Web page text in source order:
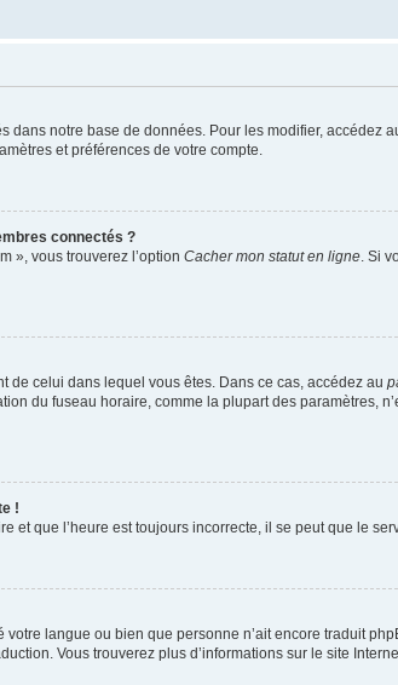
dans notre base de données. Pour les modifier, accédez
et préférences de votre compte.
connectés ?
», vous trouverez l’option Cacher mon statut en ligne. Si
de celui dans lequel vous êtes. Dans ce cas, accédez au
du fuseau horaire, comme la plupart des paramètres,
!
et que l’heure est toujours incorrecte, il se peut que le
langue ou bien que personne n’ait encore traduit
Vous trouverez plus d’informations sur le site